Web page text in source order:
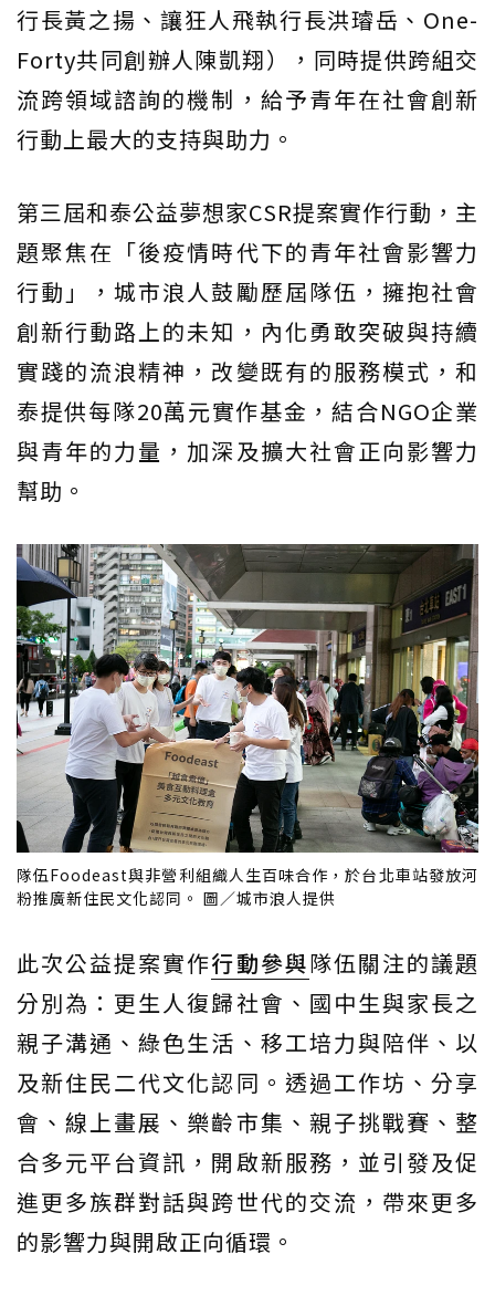
行長黃之揚、讓狂人飛執行長洪璿岳、One-
Forty共同創辦人陳凱翔），同時提供跨組交
流跨領域諮詢的機制，給予青年在社會創新
行動上最大的支持與助力。
第三屆和泰公益夢想家CSR提案實作行動，主
題聚焦在「後疫情時代下的青年社會影響力
行動」，城市浪人鼓勵歷屆隊伍，擁抱社會
創新行動路上的未知，內化勇敢突破與持續
實踐的流浪精神，改變既有的服務模式，和
泰提供每隊20萬元實作基金，結合NGO企業
與青年的力量，加深及擴大社會正向影響力
幫助。
隊伍Foodeast與非營利組織人生百味合作，於台北車站發放河
粉推廣新住民文化認同。 圖／城市浪人提供
此次公益提案實作行動參與隊伍關注的議題
分別為：更生人復歸社會、國中生與家長之
親子溝通、綠色生活、移工培力與陪伴、以
及新住民二代文化認同。透過工作坊、分享
會、線上畫展、樂齡市集、親子挑戰賽、整
合多元平台資訊，開啟新服務，並引發及促
進更多族群對話與跨世代的交流，帶來更多
的影響力與開啟正向循環。